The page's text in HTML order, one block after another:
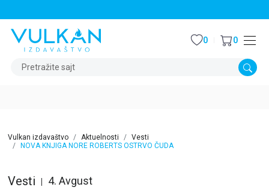
Pretražite sajt
0 0
Vulkan izdavaštvo Aktuelnosti
Vesti
NOVA KNJIGA NORE ROBERTS OSTRVO ČUDA
Vesti 4. Avgust